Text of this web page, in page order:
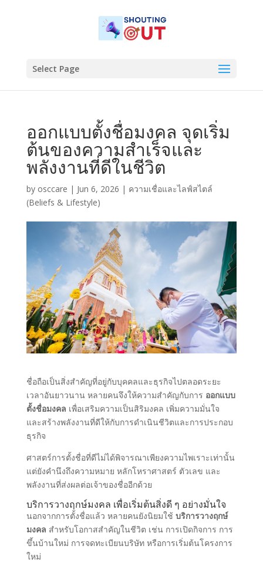
Select Page
ออกแบบตั้งชื่อมงคล จุดเริ่ม
ต้นของความสำเร็จและ
พลังงานที่ดีในชีวิต
by osccare | Jun 6, 2026 | ความเชื่อและไลฟ์สไตล์
(Beliefs & Lifestyle)
ชื่อถือเป็นสิ่งสำคัญที่อยู่กับบุคคลและธุรกิจไปตลอดระยะ
เวลาอันยาวนาน หลายคนจึงให้ความสำคัญกับการ ออกแบบ
ตั้งชื่อมงคล เพื่อเสริมความเป็นสิริมงคล เพิ่มความมั่นใจ
และสร้างพลังงานที่ดีให้กับการดำเนินชีวิตและการประกอบ
ธุรกิจ
ศาสตร์การตั้งชื่อที่ดีไม่ได้พิจารณาเพียงความไพเราะเท่านั้น
แต่ยังคำนึงถึงความหมาย หลักโหราศาสตร์ ตัวเลข และ
พลังงานที่ส่งผลต่อเจ้าของชื่ออีกด้วย
บริการวางฤกษ์มงคล เพื่อเริ่มต้นสิ่งดี ๆ อย่างมั่นใจ
นอกจากการตั้งชื่อแล้ว หลายคนยังนิยมใช้ บริการวางฤกษ์
มงคล สำหรับโอกาสสำคัญในชีวิต เช่น การเปิดกิจการ การ
ขึ้นบ้านใหม่ การจดทะเบียนบริษัท หรือการเริ่มต้นโครงการ
ใหม่